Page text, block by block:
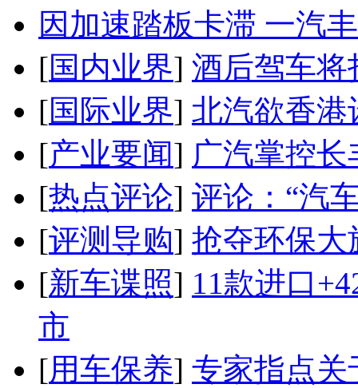
因加速踏板卡滞 一汽
[国内业界] 酒后驾车将
[国际业界] 北汽欲香港
[产业要闻] 广汽掌控
[热点评论] 评论：“汽
[评测导购] 抢夺环保大
[新车谍照] 11款进口
市
[用车保养] 专家指点关